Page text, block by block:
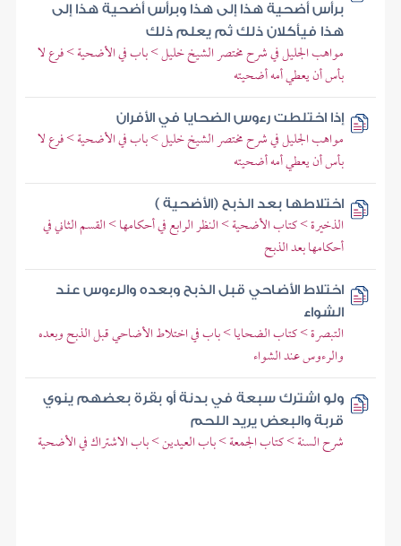
برأس أضحية هذا إلى هذا وبرأس أضحية هذا إلى
هذا فيأكلان ذلك ثم يعلم ذلك
مواهب الجليل في شرح مختصر الشيخ خليل > باب في الأضحية > فرع لا
بأس أن يعطي أمه أضحيته
إذا اختلطت رءوس الضحايا في الأفران
مواهب الجليل في شرح مختصر الشيخ خليل > باب في الأضحية > فرع لا
بأس أن يعطي أمه أضحيته
اختلاطها بعد الذبح (الأضحية )
الذخيرة > كتاب الأضحية > النظر الرابع في أحكامها > القسم الثاني في
أحكامها بعد الذبح
اختلاط الأضاحي قبل الذبح وبعده والرءوس عند
الشواء
التبصرة > كتاب الضحايا > باب في اختلاط الأضاحي قبل الذبح وبعده
والرءوس عند الشواء
ولو اشترك سبعة في بدنة أو بقرة بعضهم ينوي
قربة والبعض يريد اللحم
شرح السنة > كتاب الجمعة > باب العيدين > باب الاشتراك في الأضحية